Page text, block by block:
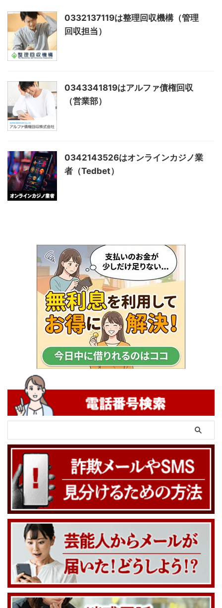
0332137119は整理回収機構（管理
回収担当）
0343341819はアルファ債権回収
（営業部）
0342143526はオンラインカジノ業
者（Tedbet）